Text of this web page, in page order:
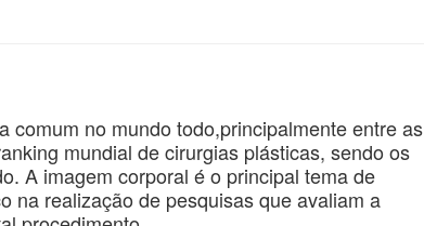
comum no mundo todo,principalmente entre as
mundial de cirurgias plásticas, sendo os
A imagem corporal é o principal tema de
na realização de pesquisas que avaliam a